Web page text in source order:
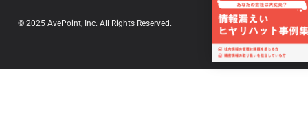
© 2025 AvePoint, Inc. All Rights Reserved.